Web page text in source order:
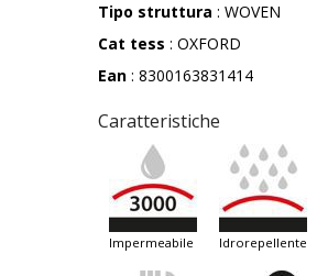
Tipo struttura : WOVEN
Cat tess : OXFORD
Ean : 8300163831414
Caratteristiche
impermeabile idrorepellente